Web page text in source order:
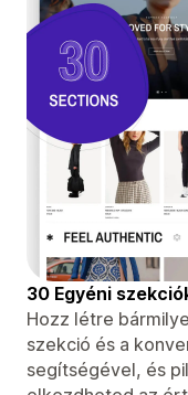
30 Egyéni
Hozz létre
szekció és a
segítségével, és